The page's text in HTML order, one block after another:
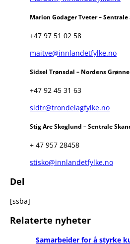
Marion Godager Tveter –
+47 97 51 02 58
maitve@innlandetfylke.no
Sidsel Trønsdal – Nordens
+47 92 45 31 63
sidtr@trondelagfylke.no
Stig Are Skoglund – Sentrale
+ 47 957 28458
stisko@innlandetfylke.no
Del
[ssba]
Relaterte nyheter
Samarbeider for å styrke